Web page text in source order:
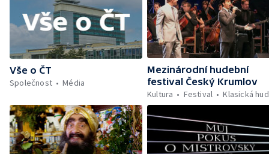
Vše o ČT
Společnost
Média
Mezinárodní hudební
festival Český Krumlov
Kultura
Festival Klasická